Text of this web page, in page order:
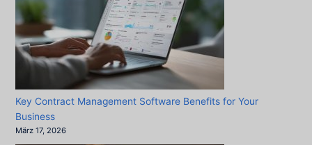
Key Contract Management Software Benefits for Your
Business
März 17, 2026